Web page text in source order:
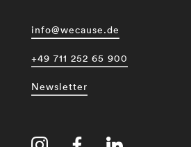
info@wecause.de
+49 711 252 65 900
Newsletter